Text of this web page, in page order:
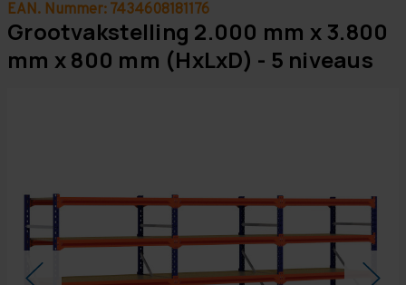
EAN. Nummer: 7434608181176
Grootvakstelling 2.000 mm x 3.800
mm x 800 mm (HxLxD) - 5 niveaus